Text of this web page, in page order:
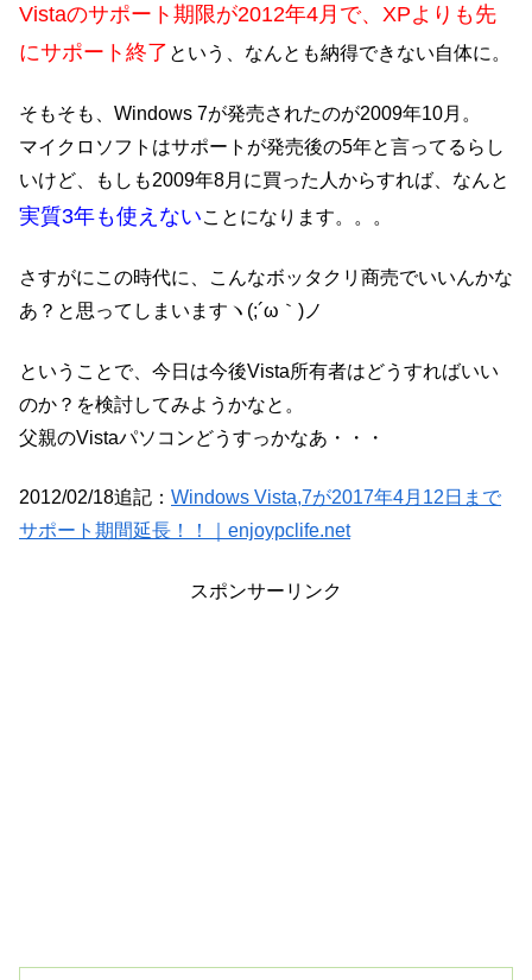
Vistaのサポート期限が2012年4月で、XPよりも先
にサポート終了 という、なんとも納得できない自体に。
そもそも、Windows 7が発売されたのが2009年10月。
マイクロソフトはサポートが発売後の5年と言ってるらし
いけど、もしも2009年8月に買った人からすれば、なんと
実質3年も使えないことになります。。。
さすがにこの時代に、こんなボッタクリ商売でいいんかな
あ？と思ってしまいますヽ(;´ω｀)ノ
ということで、今日は今後Vista所有者はどうすればいい
のか？を検討してみようかなと。
父親のVistaパソコンどうすっかなあ・・・
2012/02/18追記： Windows Vista,7が2017年4月12日 まで
サポート期間延長！！｜enjoypclife.net
スポンサーリンク